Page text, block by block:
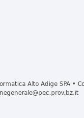
Alto Adige SPA •